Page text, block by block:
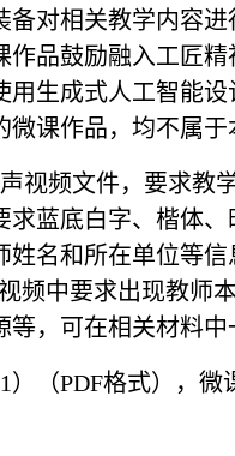
对相关教学内容
品鼓励融入工匠精
生成式人工智能
课作品，均不属于
视频文件，要求教
求蓝底白字、楷体、
名和所在单位等信
频中要求出现教师
，可在相关材料中
1）（PDF格式），微